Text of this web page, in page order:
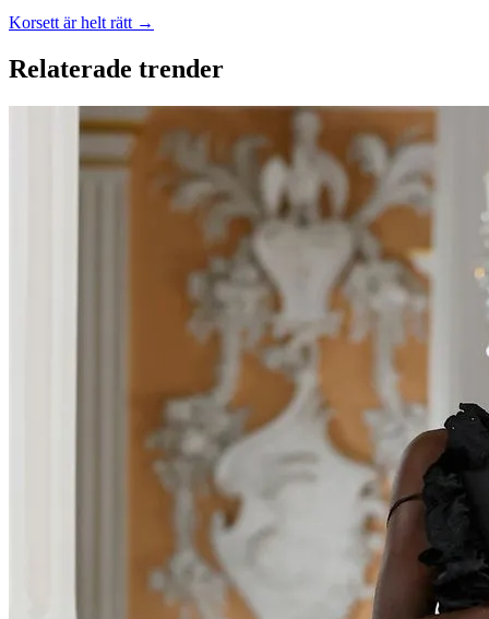
Korsett är helt rätt →
Relaterade trender